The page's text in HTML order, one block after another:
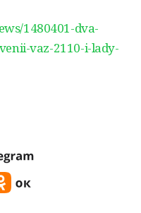
1480401-dva-
vaz-2110-i-lady-